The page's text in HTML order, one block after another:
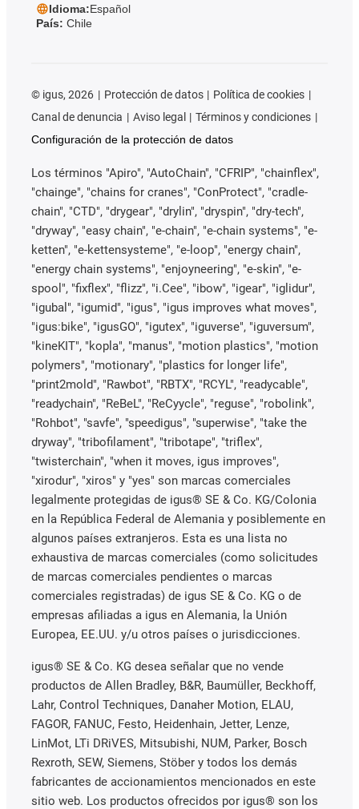
Idioma:Español
País: Chile
© igus, 2026 Protección de datos
Política de cookies
Canal de denuncia
Aviso legal
Términos y condiciones
Configuración de la protección de datos
Los términos "Apiro", "AutoChain", "CFRIP", "chainflex",
"chainge", "chains for cranes", "ConProtect", "cradle-
chain", "CTD", "drygear", "drylin", "dryspin", "dry-tech",
"dryway", "easy chain", "e-chain", "e-chain systems", "e-
ketten", "e-kettensysteme", "e-loop", "energy chain",
"energy chain systems", "enjoyneering", "e-skin", "e-
spool", "fixflex", "flizz", "i.Cee", "ibow", "igear", "iglidur",
"igubal", "igumid", "igus", "igus improves what moves",
"igus:bike", "igusGO", "igutex", "iguverse", "iguversum",
"kineKIT", "kopla", "manus", "motion plastics", "motion
polymers", "motionary", "plastics for longer life",
"print2mold", "Rawbot", "RBTX", "RCYL", "readycable",
"readychain", "ReBeL", "ReCyycle", "reguse", "robolink",
"Rohbot", "savfe", "speedigus", "superwise", "take the
dryway", "tribofilament", "tribotape", "triflex",
"twisterchain", "when it moves, igus improves",
"xirodur", "xiros" y "yes" son marcas comerciales
legalmente protegidas de igus® SE & Co. KG/Colonia
en la República Federal de Alemania y posiblemente en
algunos países extranjeros. Esta es una lista no
exhaustiva de marcas comerciales (como solicitudes
de marcas comerciales pendientes o marcas
comerciales registradas) de igus SE & Co. KG o de
empresas afiliadas a igus en Alemania, la Unión
Europea, EE.UU. y/u otros países o jurisdicciones.
igus® SE & Co. KG desea señalar que no vende
productos de Allen Bradley, B&R, Baumüller, Beckhoff,
Lahr, Control Techniques, Danaher Motion, ELAU,
FAGOR, FANUC, Festo, Heidenhain, Jetter, Lenze,
LinMot, LTi DRiVES, Mitsubishi, NUM, Parker, Bosch
Rexroth, SEW, Siemens, Stöber y todos los demás
fabricantes de accionamientos mencionados en este
sitio web. Los productos ofrecidos por igus® son los